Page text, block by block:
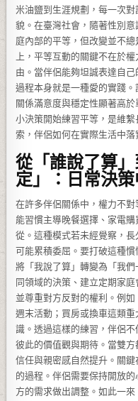
米油鹽到生涯規劃，每一次
貌。在臺灣社會，隨著性別
庭內部的平等，但改變並不
上，平等互動的關鍵不在於
由。當伴侶能夠坦誠表達自
過程本身就是一種愛的實踐
關係滿意度與穩定性顯著高
小決策開始練習平等，是維
索，伴侶如何在實際生活中
從「誰說了算
定」：日常決
在許多伴侶關係中，權力不
能習慣主導晚餐選擇、家電
從。這種模式若未經覺察，
可能累積委屈。要打破這種
將「我說了算」轉變為「我
同領域的決策、建立定期家
並尊重對方反對的權利。例
週末活動；買房或換車這類
識。透過這樣的練習，伴侶
彼此的價值觀與期待。當雙
信任與親密感自然提升。關
的過程。伴侶需要保持開放
方的需求做出調整。如此一